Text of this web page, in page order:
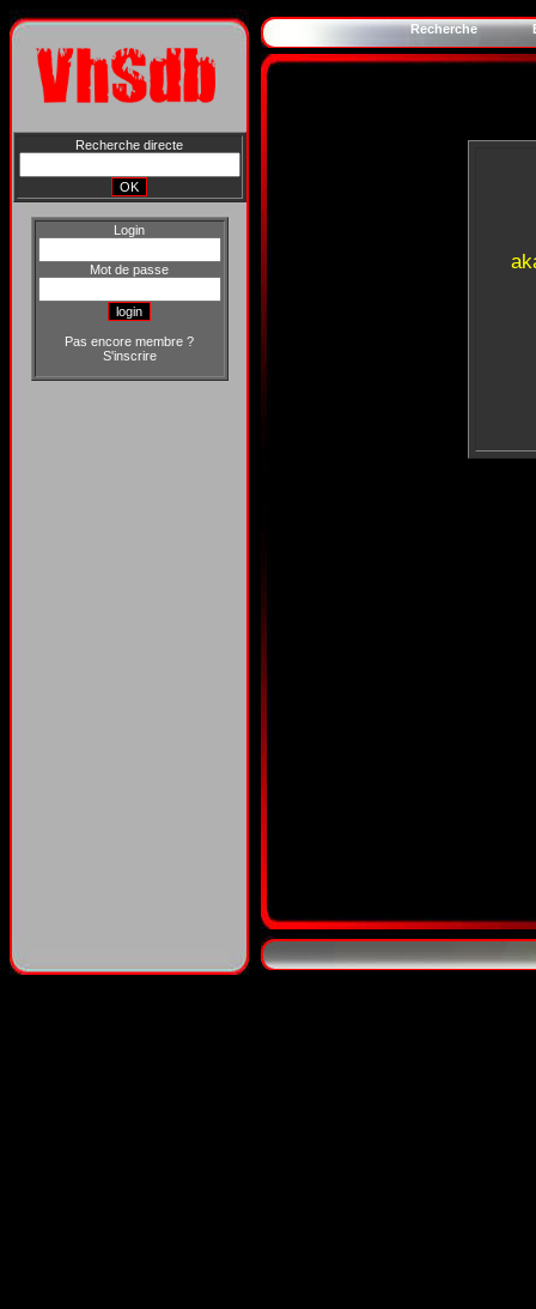
Recherche directe
Login
Mot de passe
Pas encore membre ?
S'inscrire
Recherche